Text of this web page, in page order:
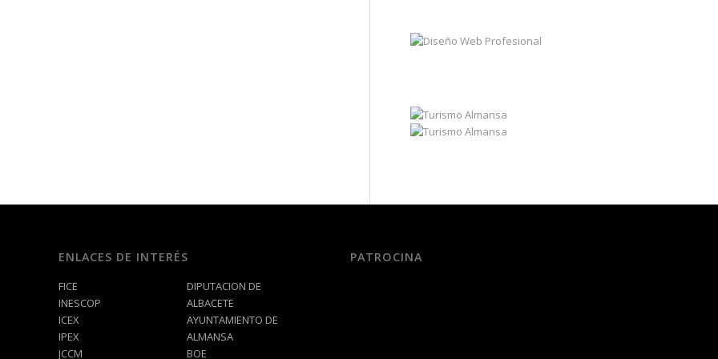
ENLACES DE INTERÉS
FICE
INESCOP
ICEX
IPEX
JCCM
DIPUTACION DE
ALBACETE
AYUNTAMIENTO DE
ALMANSA
BOE
PATROCINA